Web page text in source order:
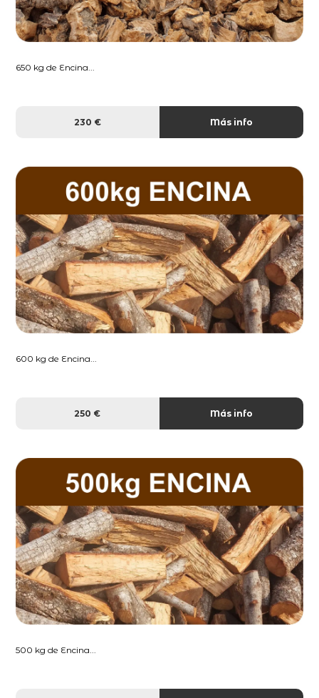
650 kg de Encina...
230 € Más info
600 kg de Encina...
250 € Más info
500 kg de Encina...